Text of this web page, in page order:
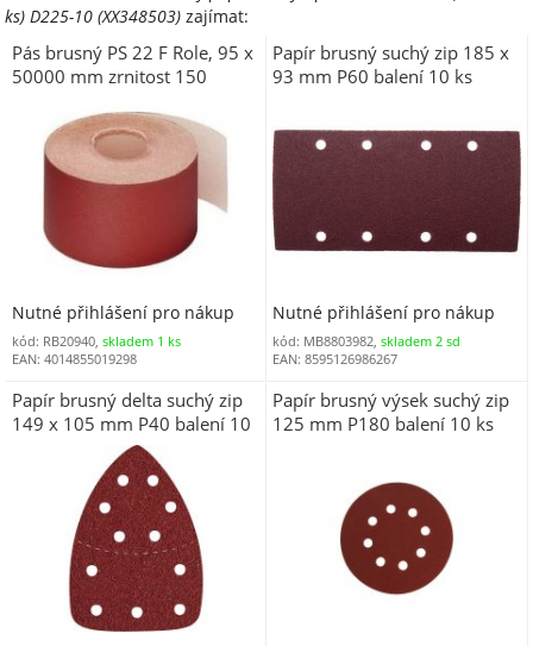
ks) D225-10 (XX348503) zajímat:
Pás brusný PS 22 F Role, 95 x
50000 mm zrnitost 150
Nutné přihlášení pro nákup
kód: RB20940, skladem 1 ks
EAN: 4014855019298
Papír brusný suchý zip 185 x
93 mm P60 balení 10 ks
Nutné přihlášení pro nákup
kód: MB8803982,skladem 2 sd
EAN: 8595126986267
Papír brusný delta suchý zip
149 x 105 mm P40 balení 10
Papír brusný výsek suchý zip
125 mm P180 balení 10 ks